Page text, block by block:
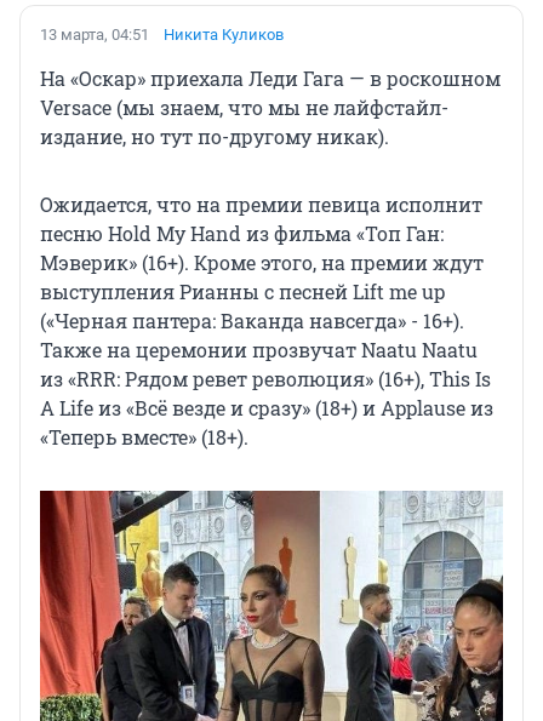
13 марта, 04:51 Никита Куликов
На «Оскар» приехала Леди Гага — в роскошном
Versace (мы знаем, что мы не лайфстайл-
издание, но тут по-другому никак).
Ожидается, что на премии певица исполнит
песню Hold My Hand из фильма «Топ Ган:
Мэверик» (16+). Кроме этого, на премии ждут
выступления Рианны с песней Lift me up
(«Черная пантера: Ваканда навсегда» - 16+).
Также на церемонии прозвучат Naatu Naatu
из «RRR: Рядом ревет революция» (16+), This Is
A Life из «Всё везде и сразу» (18+) и Applause из
«Теперь вместе» (18+).